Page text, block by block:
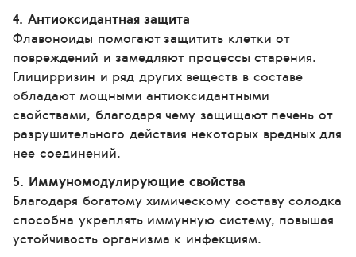
4. Антиоксидантная защита
Флавоноиды помогают защитить клетки от
повреждений и замедляют процессы старения.
Глицирризин и ряд других веществ в составе
обладают мощными антиоксидантными
свойствами, благодаря чему защищают печень от
разрушительного действия некоторых вредных для
нее соединений.
5. Иммуномодулирующие свойства
Благодаря богатому химическому составу солодка
способна укреплять иммунную систему, повышая
устойчивость организма к инфекциям.